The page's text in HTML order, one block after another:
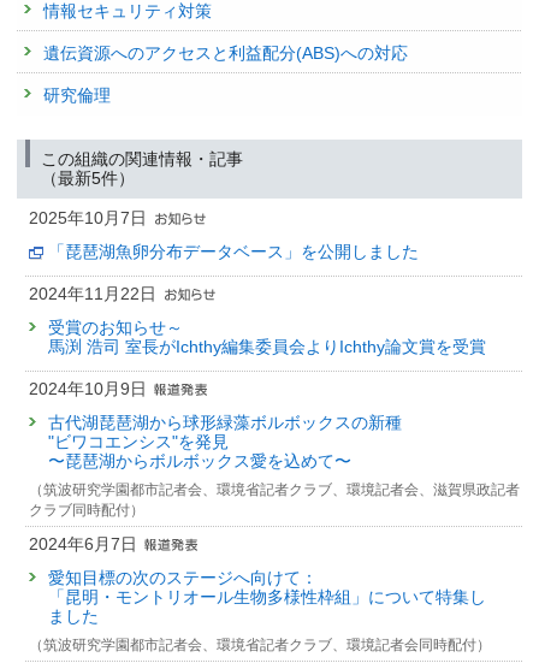
情報セキュリティ対策
遺伝資源へのアクセスと利益配分(ABS)への対応
研究倫理
この組織の関連情報・記事
（最新5件）
2025年10月7日
「琵琶湖魚卵分布データベース」を公開しました
2024年11月22日
受賞のお知らせ～
馬渕 浩司 室長がIchthy編集委員会よりIchthy論文賞を受賞
2024年10月9日
古代湖琵琶湖から球形緑藻ボルボックスの新種
"ビワコエンシス"を発見
〜琵琶湖からボルボックス愛を込めて〜
（筑波研究学園都市記者会、環境省記者クラブ、環境記者会、滋賀県政記者
クラブ同時配付）
2024年6月7日
愛知目標の次のステージへ向けて：
「昆明・モントリオール生物多様性枠組」について特集し
ました
（筑波研究学園都市記者会、環境省記者クラブ、環境記者会同時配付）